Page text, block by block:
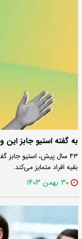
به گفته استیو جابز این
۴۳ سال پیش، استیو
بقیه افراد متمایز می‌کند.
۳۰ بهمن ۱۴۰۳